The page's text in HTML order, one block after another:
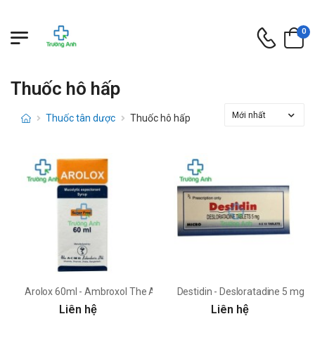
0
Thuốc hô hấp
Thuốc tân dược Thuốc hô hấp
Arolox 60ml - Ambroxol The Acme Laboratories
Liên hệ
Destidin - Desloratadine 5 mg
Liên hệ